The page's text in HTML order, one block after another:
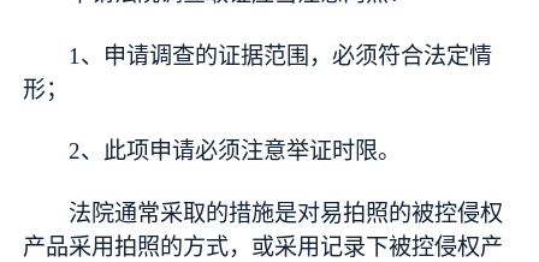
1、申请调查的证据范围，必须符合法定情
形；
2、此项申请必须注意举证时限。
法院通常采取的措施是对易拍照的被控侵权
产品采用拍照的方式，或采用记录下被控侵权产